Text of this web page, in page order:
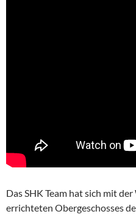
Das SHK Team hat sich mit
errichteten Obergeschosses